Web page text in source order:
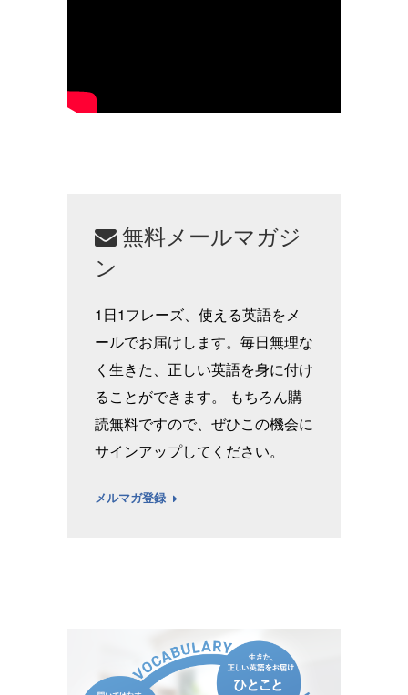
無料メールマガジ
ン
1日1フレーズ、使える英語をメ
ールでお届けします。毎日無理な
く生きた、正しい英語を身に付け
ることができます。 もちろん購
読無料ですので、ぜひこの機会に
サインアップしてください。
メルマガ登録